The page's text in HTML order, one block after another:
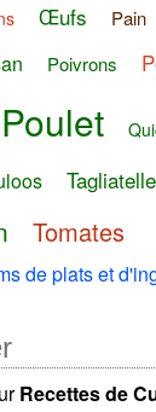
Œufs Pain
Poivrons
Poulet
Tomates
de plats et
Recettes de